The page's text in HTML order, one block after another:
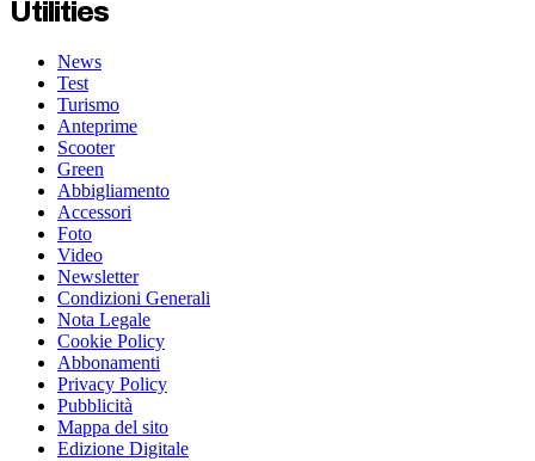
Utilities
News
Test
Turismo
Anteprime
Scooter
Green
Abbigliamento
Accessori
Foto
Video
Newsletter
Condizioni Generali
Nota Legale
Cookie Policy
Abbonamenti
Privacy Policy
Pubblicità
Mappa del sito
Edizione Digitale